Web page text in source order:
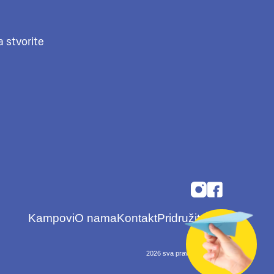
stvorite
KampoviO namaKontaktPridružite se
2026 sva prava pridržana